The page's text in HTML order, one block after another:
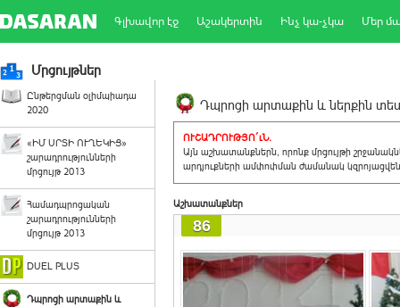
Գլխավոր էջ Աշակերտին Ինչ կա-չկա Մեր
Մրցույթներ
Ընթերցման օլիմպիադա
2020
«ԻՄ ՍՐՏԻ ՈՒՂԵԿԻՑ»
շարադրությունների
մրցույթ 2013
Համադպրոցական
շարադրությունների
մրցույթ 2013
DUEL PLUS
Դպրոցի արտաքին և
Դպրոցի արտաքին և ներքին
ՈՒՇԱԴՐՈՒԹՅՈ´ւՆ.
Այն աշխատանքներն, որոնք մրցույթի
արդյուքների ամփոփման ժամանակ
Աշխատանքներ
86